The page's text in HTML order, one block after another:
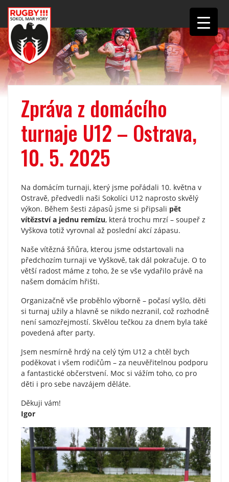
Zpráva z domácího
turnaje U12 – Ostrava,
10. 5. 2025
Na domácím turnaji, který jsme pořádali 10. května v
Ostravě, předvedli naši Sokolíci U12 naprosto skvělý
výkon. Během šesti zápasů jsme si připsali pět
vítězství a jednu remízu, která trochu mrzí – soupeř z
Vyškova totiž vyrovnal až poslední akcí zápasu.
Naše vítězná šňůra, kterou jsme odstartovali na
předchozím turnaji ve Vyškově, tak dál pokračuje. O to
větší radost máme z toho, že se vše vydařilo právě na
našem domácím hřišti.
Organizačně vše proběhlo výborně – počasí vyšlo, děti
si turnaj užily a hlavně se nikdo nezranil, což rozhodně
není samozřejmostí. Skvělou tečkou za dnem byla také
povedená after party.
Jsem nesmírně hrdý na celý tým U12 a chtěl bych
poděkovat i všem rodičům – za neuvěřitelnou podporu
a fantastické občerstvení. Moc si vážím toho, co pro
děti i pro sebe navzájem děláte.
Děkuji vám!
Igor